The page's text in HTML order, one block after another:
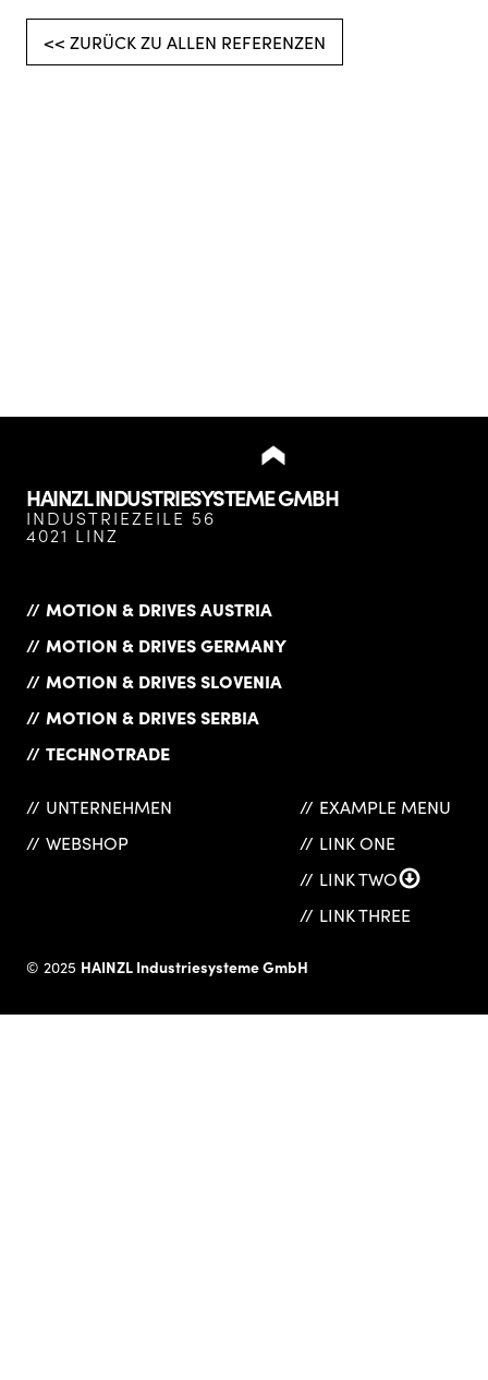
<< ZURÜCK ZU ALLEN REFERENZEN
HAINZL INDUSTRIESYSTEME GMBH
INDUSTRIEZEILE 56
4021 LINZ
MOTION & DRIVES AUSTRIA
MOTION & DRIVES GERMANY
MOTION & DRIVES SLOVENIA
MOTION & DRIVES SERBIA
TECHNOTRADE
UNTERNEHMEN
WEBSHOP
EXAMPLE MENU
LINK ONE
LINK TWO
LINK THREE
© 2025 HAINZL Industriesysteme GmbH